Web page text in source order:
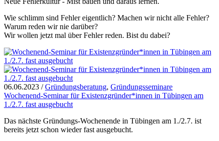
Wie schlimm sind Fehler eigentlich? Machen wir nicht alle Fehler?
Warum reden wir nie darüber?
Wir wollen jetzt mal über Fehler reden. Bist du dabei?
06.06.2023 /Gründungsberatung, Gründungsseminare
Wochenend-Seminar für Existenzgründer*innen in Tübingen am
1./2.7. fast ausgebucht
Das nächste Gründungs-Wochenende in Tübingen am 1./2.7. ist
bereits jetzt schon wieder fast ausgebucht.